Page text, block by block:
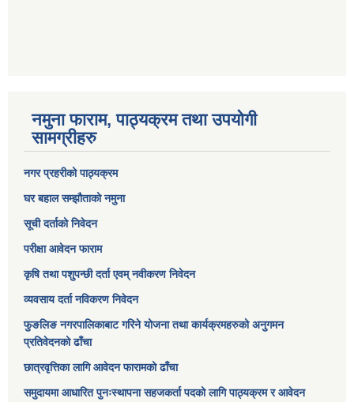
नमुना फाराम, पाठ्यक्रम तथा उपयोगी
सामग्रीहरु
नगर प्रहरीको पाठ्यक्रम
घर बहाल सम्झौताको नमुना
सूची दर्ताको निवेदन
परीक्षा आवेदन फाराम
कृषि तथा पशुपन्छी दर्ता एवम् नवीकरण निवेदन
व्यवसाय दर्ता नविकरण निवेदन
फुङलिङ नगरपालिकाबाट गरिने योजना तथा कार्यक्रमहरुको अनुगमन
प्रतिवेदनको ढाँचा
छात्रवृत्तिका लागि आवेदन फारामको ढाँचा
समुदायमा आधारित पुनःस्थापना सहजकर्ता पदको लागि पाठ्यक्रम र आवेदन